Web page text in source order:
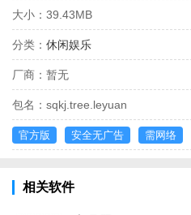
大小： 39.43MB
分类： 休闲娱乐
厂商： 暂无
包名： sqkj.tree.leyuan
官方版 安全无广告 需网络
相关软件